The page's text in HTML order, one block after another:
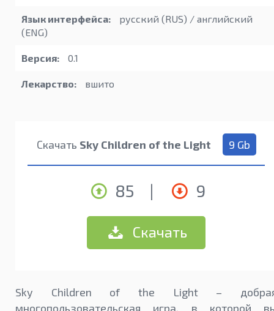
Язык интерфейса:
русский (RUS) / английский
(ENG)
Версия: 0.1
Лекарство: вшито
Скачать Sky Children of the Light 9 Gb
85 | 9
Скачать
Sky Children of the Light –
многопользовательская игра, в которой